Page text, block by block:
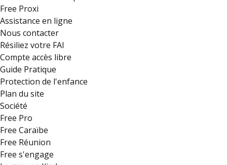
Free Proxi
Assistance en ligne
Nous contacter
Résiliez votre FAI
Compte accès libre
Guide Pratique
Protection de l'enfance
Plan du site
Société
Free Pro
Free Caraïbe
Free Réunion
Free s'engage